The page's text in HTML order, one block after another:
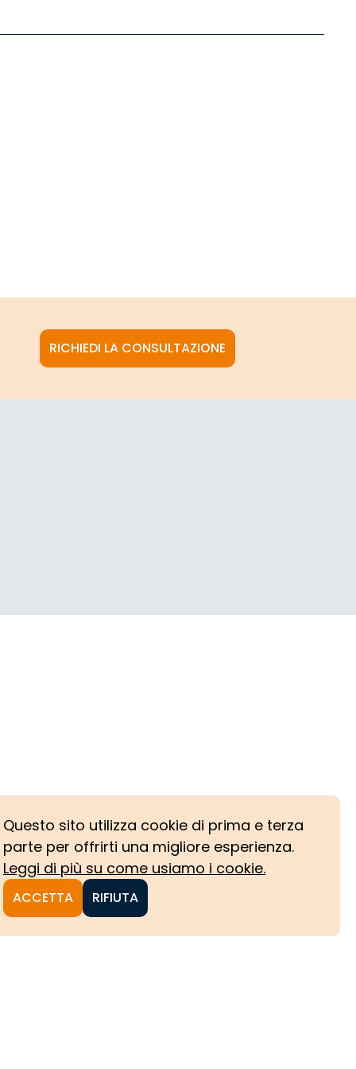
Questo sito utilizza cookie di prima e terza
parte per offrirti una migliore esperienza.
Leggi di più su come usiamo i cookie.
ACCETTA RIFIUTA
RICHIEDI LA CONSULTAZIONE